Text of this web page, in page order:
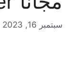
سبتمبر 16, 2023